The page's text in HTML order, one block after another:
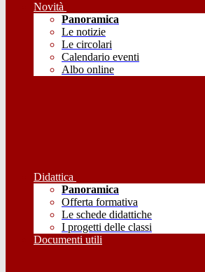
Novità
Panoramica
Le notizie
Le circolari
Calendario eventi
Albo online
Didattica
Panoramica
Offerta formativa
Le schede didattiche
I progetti delle classi
Documenti utili